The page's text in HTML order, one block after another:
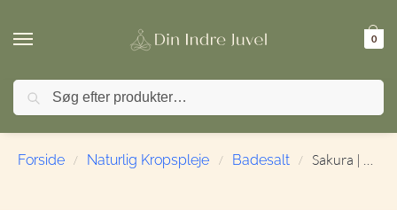
0
🚚 FRI FRAGT ved køb over 499,- | ⭐ TrustPilot 4,9 / 5
Forside / Naturlig Kropspleje / Badesalt / Sakura | Kirsebærblomst | Saules Fabrika | Badesalt i Japansk Stil